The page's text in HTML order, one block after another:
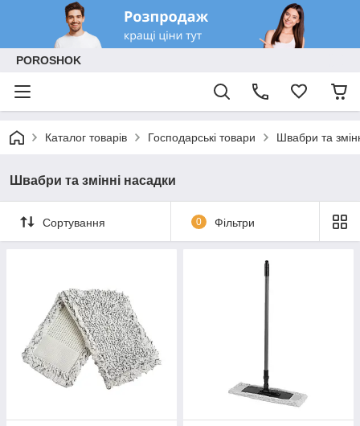
POROSHOK
Каталог товарів Господарські товари Швабри та
Швабри та змінні насадки
Сортування 0 Фільтри